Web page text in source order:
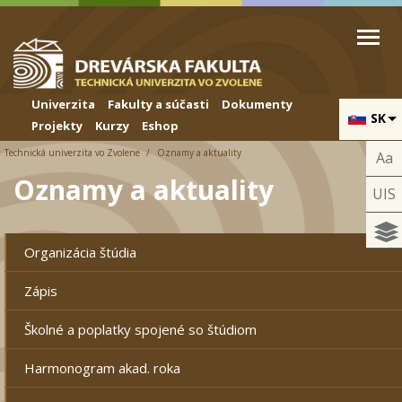
Skip to cookies
Skip to navigation
Skočiť na hlavný obsah
SK
Univerzita Fakulty a súčasti
Dokumenty
Projekty
Kurzy Eshop
Aa
UIS
Technická univerzita vo Zvolene Oznamy a aktuality
Oznamy a aktuality
Organizácia štúdia
Zápis
Školné a poplatky spojené so štúdiom
Harmonogram akad. roka